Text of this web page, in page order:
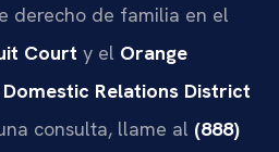
derecho de familia en el
Court y el Orange
Relations District
consulta, llame al (888)